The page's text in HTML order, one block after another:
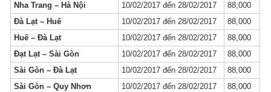
Nha Trang – Hà Nội
10/02/2017 đến 28/02/2017
88,000
Đà Lạt – Huế
10/02/2017 đến 28/02/2017
88,000
Huế – Đà Lạt
10/02/2017 đến 28/02/2017
88,000
Đạt Lạt – Sài Gòn
10/02/2017 đến 28/02/2017
88,000
Sài Gòn – Đà Lạt
10/02/2017 đến 28/02/2017
88,000
Sài Gòn – Quy Nhơn
10/02/2017 đến 28/02/2017
88,000